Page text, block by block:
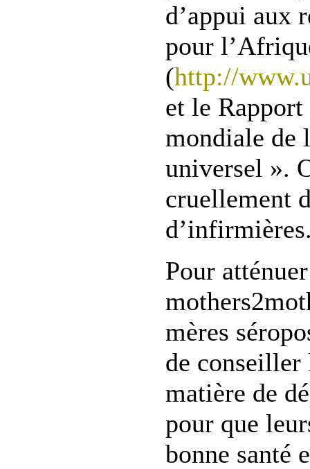
d’appui aux
pour
(http://
et le
mondiale de
universel ».
cruellement
Pour
mères
de conseiller
matière de
pour que
bonne santé